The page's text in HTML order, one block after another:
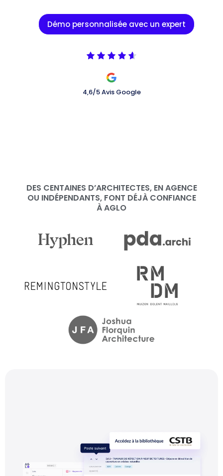
Démo personnalisée avec un expert
4,6/5 Avis Google
DES CENTAINES D’ARCHITECTES, EN AGENCE
OU INDÉPENDANTS, FONT DÉJÀ CONFIANCE
À AGLO